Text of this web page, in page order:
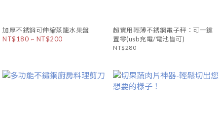
加厚不銹鋼可伸縮蒸籠水果盤
NT$180 ~ NT$200
超實用輕薄不銹鋼電子秤：可一鍵
置零(usb充電/電池皆可)
NT$280